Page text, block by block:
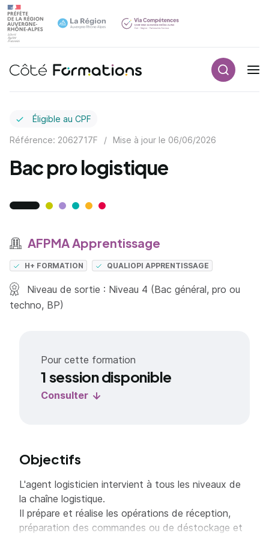
Navigation principale
Éligible au CPF
Référence: 2062717F / Mise à jour le 06/06/2026
Bac pro logistique
AFPMA Apprentissage
H+ FORMATION QUALIOPI APPRENTISSAGE
Niveau de sortie : Niveau 4 (Bac général, pro ou
techno, BP)
Pour cette formation
1 session disponible
Consulter
Objectifs
L'agent logisticien intervient à tous les niveaux de
la chaîne logistique.
Il prépare et réalise les opérations de réception,
préparation des commandes ou de déstockage et